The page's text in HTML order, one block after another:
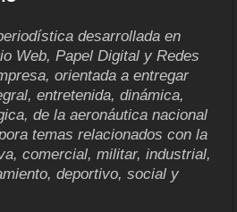
desarrollada en
Web, Papel Digital y Redes
orientada a entregar
entretenida, dinámica,
de la aeronáutica nacional
temas relacionados con la
comercial, militar, industrial,
deportivo, social y